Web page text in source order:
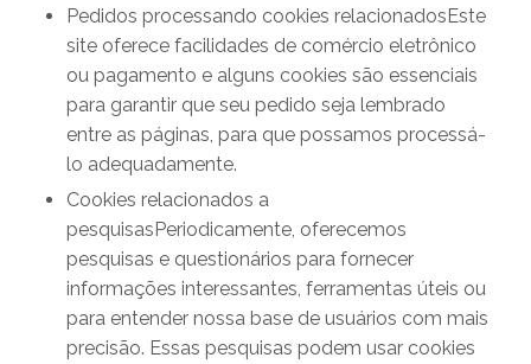
Pedidos processando cookies relacionadosEste
site oferece facilidades de comércio eletrônico
ou pagamento e alguns cookies são essenciais
para garantir que seu pedido seja lembrado
entre as páginas, para que possamos processá-
lo adequadamente.
Cookies relacionados a
pesquisasPeriodicamente, oferecemos
pesquisas e questionários para fornecer
informações interessantes, ferramentas úteis ou
para entender nossa base de usuários com mais
precisão. Essas pesquisas podem usar cookies